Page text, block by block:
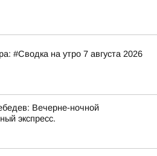
#Сводка на утро 7 августа 2026
Вечерне-ночной
экспресс.